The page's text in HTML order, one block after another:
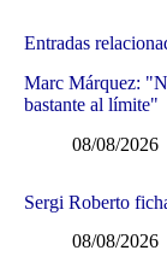
Entradas
Marc Márquez:
bastante al límite"
08/08/2026
Sergi Roberto
08/08/2026